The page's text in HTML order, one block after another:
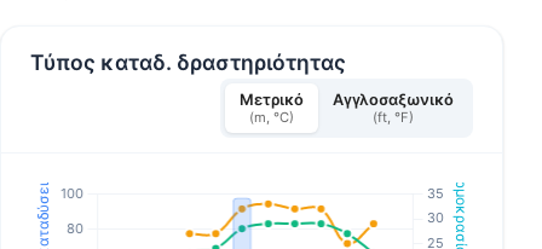
Τύπος καταδ. δραστηριότητας
Μετρικό
(m, °C)
Αγγλοσαξωνικό
(ft, °F)